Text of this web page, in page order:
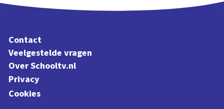
Contact
Veelgestelde vragen
Over Schooltv.nl
Privacy
Cookies